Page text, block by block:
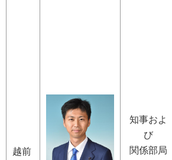
越前
知事およ
び
関係部局